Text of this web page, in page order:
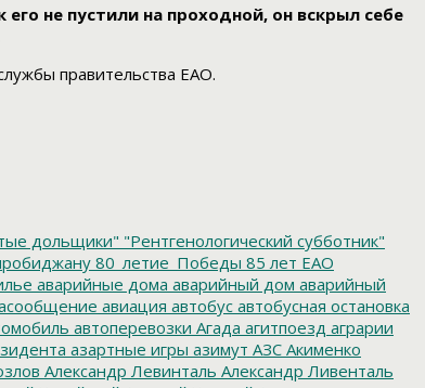
не пустили на проходной, он вскрыл себе
правительства ЕАО.
дольщики" "Рентгенологический субботник"
80_летие_Победы 85 лет ЕАО
аварийные дома аварийный дом аварийный
авиация автобус автобусная остановка
автоперевозки Агада агитпоезд аграрии
азартные игры азимут АЗС Акименко
Александр Левинталь Александр Ливенталь